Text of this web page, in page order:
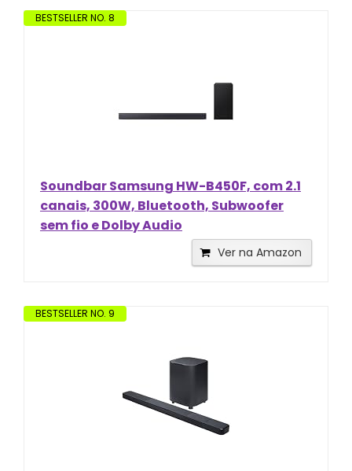
BESTSELLER NO. 8
Soundbar Samsung HW-B450F, com 2.1
canais, 300W, Bluetooth, Subwoofer
sem fio e Dolby Audio
Ver na Amazon
BESTSELLER NO. 9